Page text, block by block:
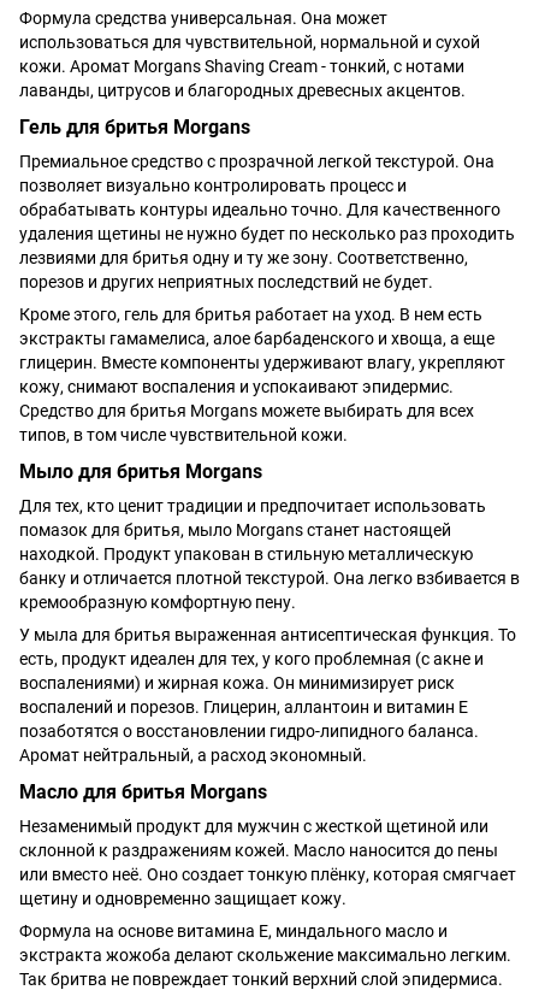
Формула средства универсальная. Она может
использоваться для чувствительной, нормальной и сухой
кожи. Аромат Morgans Shaving Cream - тонкий, с нотами
лаванды, цитрусов и благородных древесных акцентов.
Гель для бритья Morgans
Премиальное средство с прозрачной легкой текстурой. Она
позволяет визуально контролировать процесс и
обрабатывать контуры идеально точно. Для качественного
удаления щетины не нужно будет по несколько раз проходить
лезвиями для бритья одну и ту же зону. Соответственно,
порезов и других неприятных последствий не будет.
Кроме этого, гель для бритья работает на уход. В нем есть
экстракты гамамелиса, алое барбаденского и хвоща, а еще
глицерин. Вместе компоненты удерживают влагу, укрепляют
кожу, снимают воспаления и успокаивают эпидермис.
Средство для бритья Morgans можете выбирать для всех
типов, в том числе чувствительной кожи.
Мыло для бритья Morgans
Для тех, кто ценит традиции и предпочитает использовать
помазок для бритья, мыло Morgans станет настоящей
находкой. Продукт упакован в стильную металлическую
банку и отличается плотной текстурой. Она легко взбивается в
кремообразную комфортную пену.
У мыла для бритья выраженная антисептическая функция. То
есть, продукт идеален для тех, у кого проблемная (с акне и
воспалениями) и жирная кожа. Он минимизирует риск
воспалений и порезов. Глицерин, аллантоин и витамин E
позаботятся о восстановлении гидро-липидного баланса.
Аромат нейтральный, а расход экономный.
Масло для бритья Morgans
Незаменимый продукт для мужчин с жесткой щетиной или
склонной к раздражениям кожей. Масло наносится до пены
или вместо неё. Оно создает тонкую плёнку, которая смягчает
щетину и одновременно защищает кожу.
Формула на основе витамина Е, миндального масло и
экстракта жожоба делают скольжение максимально легким.
Так бритва не повреждает тонкий верхний слой эпидермиса.